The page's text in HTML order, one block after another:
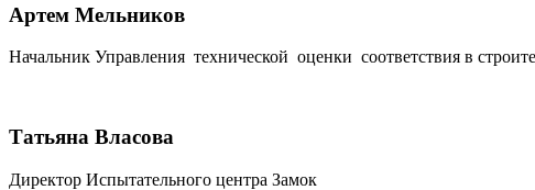
Артем Мельников
Начальник Управления технической оценки соответствия в
Татьяна Власова
Директор Испытательного центра Замок